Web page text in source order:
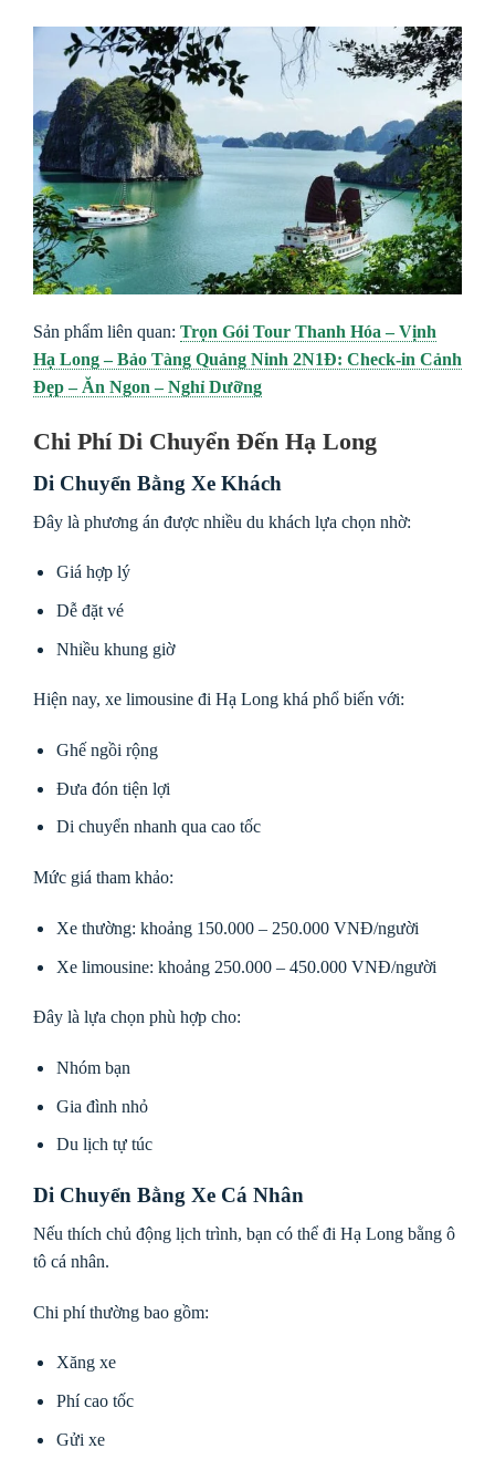
Sản phẩm liên quan: Trọn Gói Tour Thanh Hóa – Vịnh
Hạ Long – Bảo Tàng Quảng Ninh 2N1Đ: Check-in Cảnh
Đẹp – Ăn Ngon – Nghỉ Dưỡng
Chi Phí Di Chuyển Đến Hạ Long
Di Chuyển Bằng Xe Khách
Đây là phương án được nhiều du khách lựa chọn nhờ:
Giá hợp lý
Dễ đặt vé
Nhiều khung giờ
Hiện nay, xe limousine đi Hạ Long khá phổ biến với:
Ghế ngồi rộng
Đưa đón tiện lợi
Di chuyển nhanh qua cao tốc
Mức giá tham khảo:
Xe thường: khoảng 150.000 – 250.000 VNĐ/người
Xe limousine: khoảng 250.000 – 450.000 VNĐ/người
Đây là lựa chọn phù hợp cho:
Nhóm bạn
Gia đình nhỏ
Du lịch tự túc
Di Chuyển Bằng Xe Cá Nhân
Nếu thích chủ động lịch trình, bạn có thể đi Hạ Long bằng ô
tô cá nhân.
Chi phí thường bao gồm:
Xăng xe
Phí cao tốc
Gửi xe